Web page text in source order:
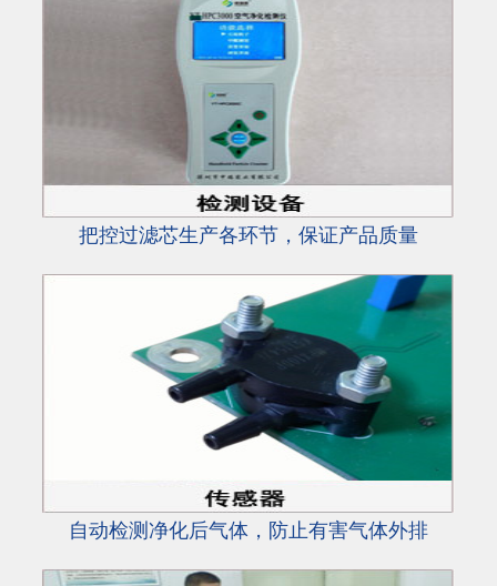
把控过滤芯生产各环节，保证产品质量
自动检测净化后气体，防止有害气体外排